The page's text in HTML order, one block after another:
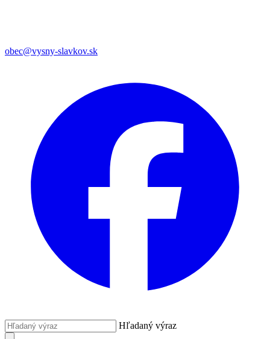
obec@vysny-slavkov.sk
Hľadaný výraz